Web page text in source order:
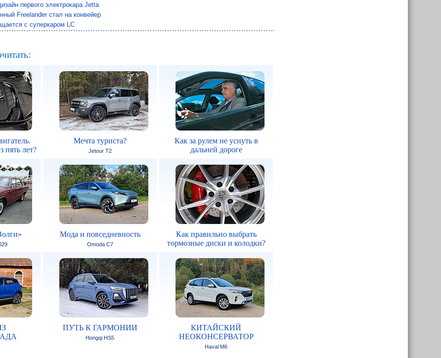
первого электрокара Jetta
Freelander стал на конвейер
с суперкаром LC
пять лет?
Мечта туриста?
Jetour T2
Как за рулем не уснуть в
дальней дороге
Мода и повседневность
Omoda C7
Как правильно выбрать
тормозные диски и колодки?
ПУТЬ К ГАРМОНИИ
Hongqi HS5
КИТАЙСКИЙ
НЕОКОНСЕРВАТОР
Haval M6